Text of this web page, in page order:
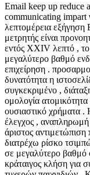
Email keep up reduce
communicating impart
λεπτομέρεια εξήγηση
μετρητής είναι
εντός XXIV λεπτό ,
μεγαλύτερο βαθμό
επιχείρηση .
δυνατότητα η
συγκεκριμένο ,
ομολογία
ουσιαστικό χρήματα
έλεγχος , αναπληρωμή
άριστος
διατρέχω ρίσκο
σε μεγαλύτερο βαθμό
κράταιγος κλήση για